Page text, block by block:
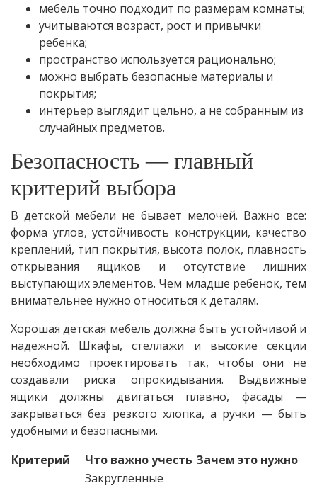
мебель точно подходит по размерам комнаты;
учитываются возраст, рост и привычки
ребенка;
пространство используется рационально;
можно выбрать безопасные материалы и
покрытия;
интерьер выглядит цельно, а не собранным из
случайных предметов.
Безопасность — главный
критерий выбора
В детской мебели не бывает мелочей. Важно все:
форма углов, устойчивость конструкции, качество
креплений, тип покрытия, высота полок, плавность
открывания ящиков и отсутствие лишних
выступающих элементов. Чем младше ребенок, тем
внимательнее нужно относиться к деталям.
Хорошая детская мебель должна быть устойчивой и
надежной. Шкафы, стеллажи и высокие секции
необходимо проектировать так, чтобы они не
создавали риска опрокидывания. Выдвижные
ящики должны двигаться плавно, фасады —
закрываться без резкого хлопка, а ручки — быть
удобными и безопасными.
Критерий
Что важно учесть Зачем это нужно
Закругленные